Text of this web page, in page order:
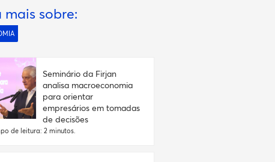
mais sobre:
Seminário da Firjan
analisa macroeconomia
para orientar
empresários em tomadas
de decisões
de leitura: 2 minutos.